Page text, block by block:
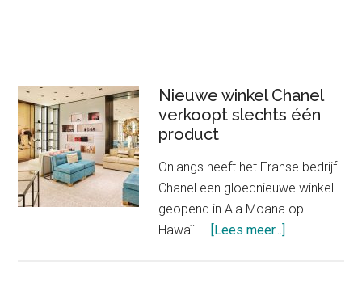
Nieuwe winkel Chanel
verkoopt slechts één
product
Onlangs heeft het Franse bedrijf
Chanel een gloednieuwe winkel
geopend in Ala Moana op
Hawaï. … [Lees meer...]